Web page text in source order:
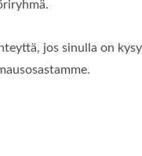
jos sinulla on